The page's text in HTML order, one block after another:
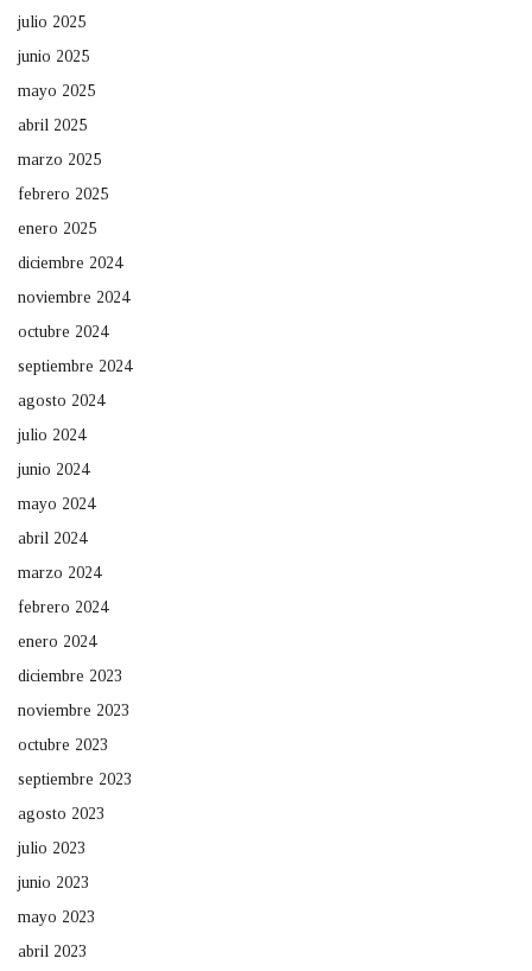
julio 2025
junio 2025
mayo 2025
abril 2025
marzo 2025
febrero 2025
enero 2025
diciembre 2024
noviembre 2024
octubre 2024
septiembre 2024
agosto 2024
julio 2024
junio 2024
mayo 2024
abril 2024
marzo 2024
febrero 2024
enero 2024
diciembre 2023
noviembre 2023
octubre 2023
septiembre 2023
agosto 2023
julio 2023
junio 2023
mayo 2023
abril 2023